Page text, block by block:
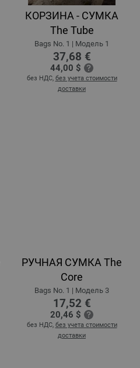
КОРЗИНА - СУМКА
The Tube
Bags No. 1 | Модель 1
37,68 €
44,00 $
без НДС, без учета стоимости
доставки
РУЧНАЯ СУМКА The
Core
Bags No. 1 | Модель 3
17,52 €
20,46 $
без НДС, без учета стоимости
доставки